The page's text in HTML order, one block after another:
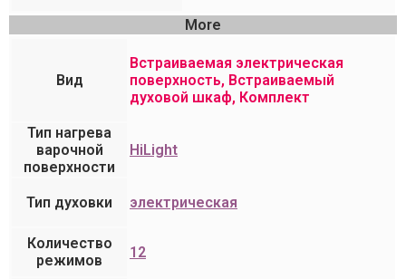
More
Вид
Встраиваемая электрическая
поверхность, Встраиваемый
духовой шкаф, Комплект
Тип нагрева
варочной
поверхности
HiLight
Тип духовки электрическая
Количество
режимов
12